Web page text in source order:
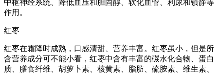
中枢神经系统、降低血压和胆固醇、软化血管、利尿和镇静等
作用。
红枣
红枣在霜降时成熟，口感清甜、营养丰富。红枣虽小，但是所
含营养成分可不能小看，红枣中含有丰富的碳水化合物、蛋白
质、膳食纤维、胡萝卜素、核黄素、脂肪、硫胺素、维生素、